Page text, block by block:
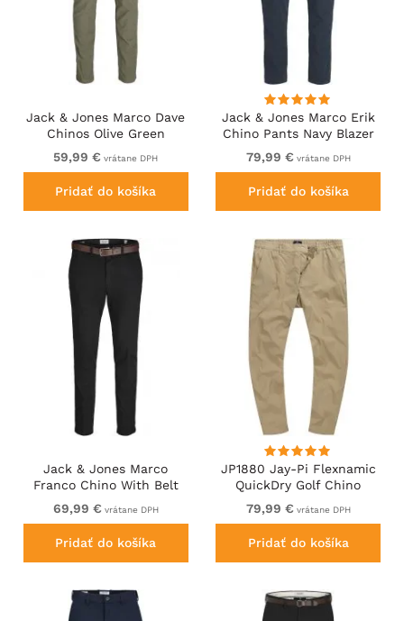
Jack & Jones Marco Dave
Chinos Olive Green
59,99 € vrátane DPH
Pridať do košíka
Jack & Jones Marco Erik
Chino Pants Navy Blazer
79,99 € vrátane DPH
Pridať do košíka
Jack & Jones Marco
Franco Chino With Belt
Black
69,99 € vrátane DPH
Pridať do košíka
JP1880 Jay-Pi Flexnamic
QuickDry Golf Chino
Trousers Sand Brown
79,99 € vrátane DPH
Pridať do košíka